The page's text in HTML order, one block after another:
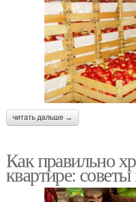
читать дальше →
Как правильно
квартире: